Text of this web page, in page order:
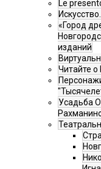
Le
«Город
изданий
Читайте
Усадьба